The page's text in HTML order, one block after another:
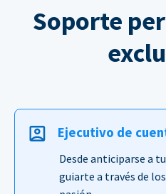
Soporte
Ejecutivo de
Desde anticiparse a
guiarte a través de